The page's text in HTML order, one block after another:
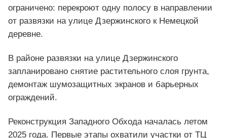
ограничено: перекроют одну полосу в направлении
от развязки на улице Дзержинского к Немецкой
деревне.
В районе развязки на улице Дзержинского
запланировано снятие растительного слоя грунта,
демонтаж шумозащитных экранов и барьерных
ограждений.
Реконструкция Западного Обхода началась летом
2025 года. Первые этапы охватили участки от ТЦ